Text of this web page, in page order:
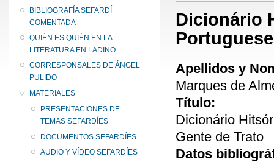
BIBLIOGRAFÍA SEFARDÍ
COMENTADA
QUIÉN ES QUIÉN EN LA
LITERATURA EN LADINO
CORRESPONSALES DE ÁNGEL
PULIDO
MATERIALES
PRESENTACIONES DE
TEMAS SEFARDÍES
DOCUMENTOS SEFARDÍES
AUDIO Y VÍDEO SEFARDÍES
Dicionário
Apellidos y
Marques de
Título:
Dicionário
Gente de Trato
Datos